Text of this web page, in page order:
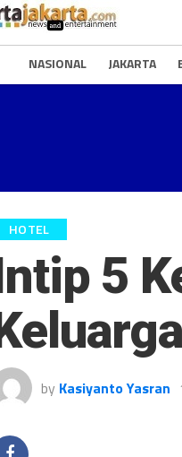
NASIONAL JAKARTA
HOTEL
5
by Kasiyanto Yasran